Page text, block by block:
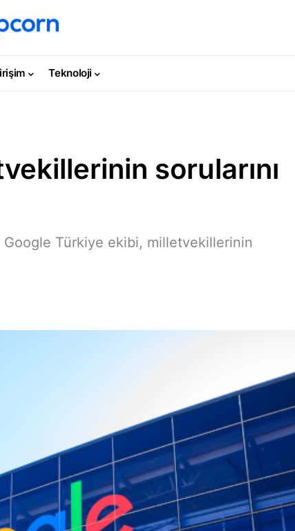
Teknoloji
sorularını
Google Türkiye ekibi, milletvekillerinin